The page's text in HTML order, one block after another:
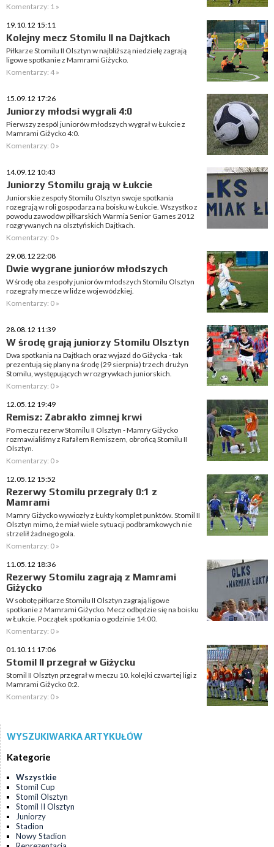
Komentarzy: 1 »
19.10.12 15:11
Kolejny mecz Stomilu II na Dajtkach
Piłkarze Stomilu II Olsztyn w najbliższą niedzielę zagrają
ligowe spotkanie z Mamrami Giżycko.
Komentarzy: 4 »
15.09.12 17:26
Juniorzy młodsi wygrali 4:0
Pierwszy zespól juniorów młodszych wygrał w Łukcie z
Mamrami Giżycko 4:0.
Komentarzy: 0 »
14.09.12 10:43
Juniorzy Stomilu grają w Łukcie
Juniorskie zespoły Stomilu Olsztyn swoje spotkania
rozegrają w roli gospodarza na boisku w Łukcie. Wszystko z
powodu zawodów piłkarskich Warmia Senior Games 2012
rozgrywanych na olsztyńskich Dajtkach.
Komentarzy: 0 »
29.08.12 22:08
Dwie wygrane juniorów młodszych
W środę oba zespoły juniorów młodszych Stomilu Olsztyn
rozegrały mecze w lidze wojewódzkiej.
Komentarzy: 0 »
28.08.12 11:39
W środę grają juniorzy Stomilu Olsztyn
Dwa spotkania na Dajtkach oraz wyjazd do Giżycka - tak
prezentują się plany na środę (29 sierpnia) trzech drużyn
Stomilu, występujących w rozgrywkach juniorskich.
Komentarzy: 0 »
12.05.12 19:49
Remisz: Zabrakło zimnej krwi
Po meczu rezerw Stomilu II Olsztyn - Mamry Giżycko
rozmawialiśmy z Rafałem Remiszem, obrońcą Stomilu II
Olsztyn.
Komentarzy: 0 »
12.05.12 15:52
Rezerwy Stomilu przegrały 0:1 z
Mamrami
Mamry Giżycko wywiozły z Łukty komplet punktów. Stomil II
Olsztyn mimo, że miał wiele sytuacji podbramkowych nie
strzelił żadnego gola.
Komentarzy: 0 »
11.05.12 18:36
Rezerwy Stomilu zagrają z Mamrami
Giżycko
W sobotę piłkarze Stomilu II Olsztyn zagrają ligowe
spotkanie z Mamrami Giżycko. Mecz odbędzie się na boisku
w Łukcie. Początek spotkania o godzinie 14:00.
Komentarzy: 0 »
01.10.11 17:06
Stomil II przegrał w Giżycku
Stomil II Olsztyn przegrał w meczu 10. kolejki czwartej ligi z
Mamrami Giżycko 0:2.
Komentarzy: 0 »
WYSZUKIWARKA ARTYKUŁÓW
Kategorie
Wszystkie
Stomil Cup
Stomil Olsztyn
Stomil II Olsztyn
Juniorzy
Stadion
Nowy Stadion